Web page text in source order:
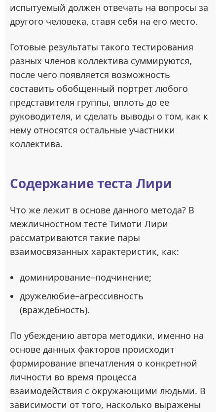
испытуемый должен отвечать на вопросы за
другого человека, ставя себя на его место.
Готовые результаты такого тестирования
разных членов коллектива суммируются,
после чего появляется возможность
составить обобщенный портрет любого
представителя группы, вплоть до ее
руководителя, и сделать выводы о том, как к
нему относятся остальные участники
коллектива.
Содержание теста Лири
Что же лежит в основе данного метода? В
межличностном тесте Тимоти Лири
рассматриваются такие пары
взаимосвязанных характеристик, как:
доминирование–подчинение;
дружелюбие–агрессивность
(враждебность).
По убеждению автора методики, именно на
основе данных факторов происходит
формирование впечатления о конкретной
личности во время процесса
взаимодействия с окружающими людьми. В
зависимости от того, насколько выражены